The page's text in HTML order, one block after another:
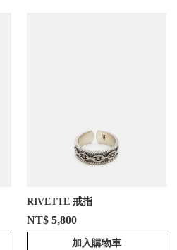
RIVETTE 戒指
NT$ 5,800
加入購物車